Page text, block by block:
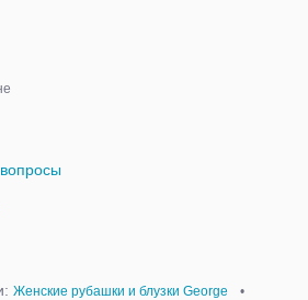
Женские рубашки и блузки George
•